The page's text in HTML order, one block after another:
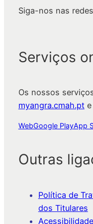
Siga-nos nas
Serviços
Os nossos
myangra.cmah.pte
WebGoogle PlayApp
Outras
Política de
dos Titulares